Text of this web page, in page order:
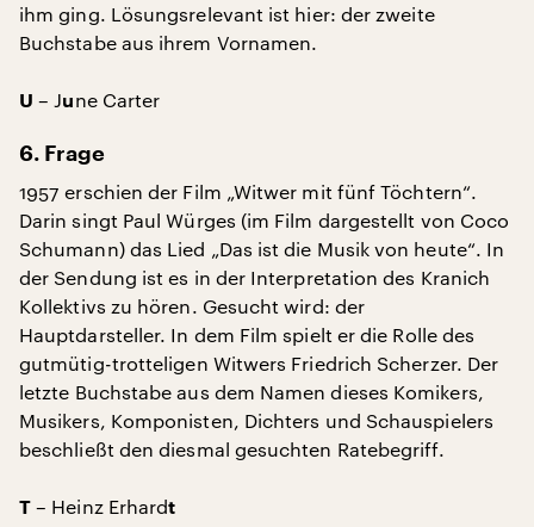
ihm ging. Lösungsrelevant ist hier: der zweite
Buchstabe aus ihrem Vornamen.
U– June Carter
6. Frage
1957 erschien der Film „Witwer mit fünf Töchtern“.
Darin singt Paul Würges (im Film dargestellt von Coco
Schumann) das Lied „Das ist die Musik von heute“. In
der Sendung ist es in der Interpretation des Kranich
Kollektivs zu hören. Gesucht wird: der
Hauptdarsteller. In dem Film spielt er die Rolle des
gutmütig-trotteligen Witwers Friedrich Scherzer. Der
letzte Buchstabe aus dem Namen dieses Komikers,
Musikers, Komponisten, Dichters und Schauspielers
beschließt den diesmal gesuchten Ratebegriff.
T – Heinz Erhardt